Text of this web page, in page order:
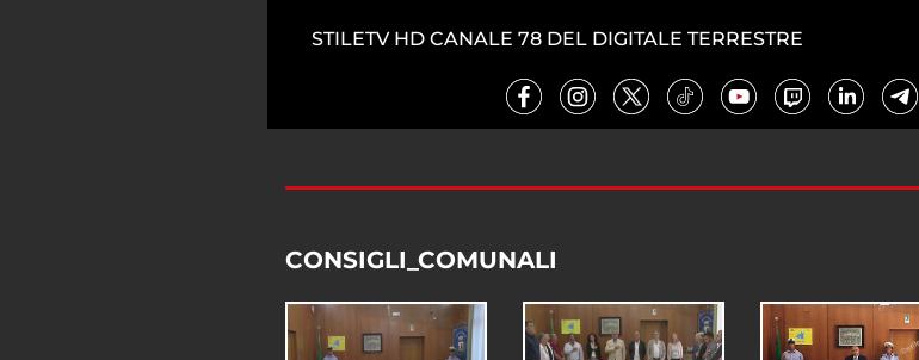
STILETV HD CANALE 78 DEL DIGITALE TERRESTRE
CONSIGLI_COMUNALI